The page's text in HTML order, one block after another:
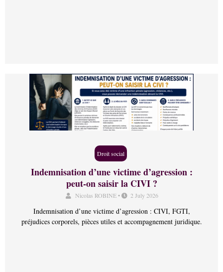
Droit social
Indemnisation d’une victime d’agression :
peut-on saisir la CIVI ?
Nicolas ROBINE• 2 July 2026
Indemnisation d’une victime d’agression : CIVI, FGTI,
préjudices corporels, pièces utiles et accompagnement juridique.